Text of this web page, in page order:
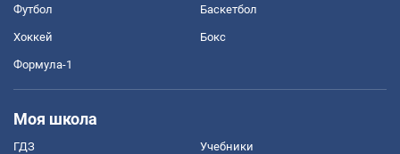
Футбол Баскетбол
Хоккей Бокс
Формула-1
Моя школа
ГДЗ Учебники